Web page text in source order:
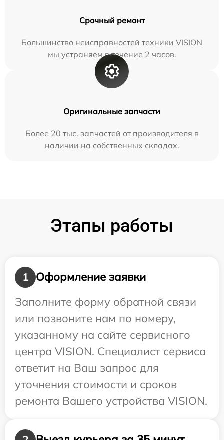
Срочный ремонт
Большинство неисправностей техники VISION
мы устраняем в течение 2 часов.
Оригинальные запчасти
Более 20 тыс. запчастей от производителя в
наличии на собственных складах.
Этапы работы
1
Оформление заявки
Заполните форму обратной связи
или позвоните нам по номеру,
указанному на сайте сервисного
центра VISION. Специалист сервиса
ответит на Ваш запрос для
уточнения стоимости и сроков
ремонта Вашего устройства VISION.